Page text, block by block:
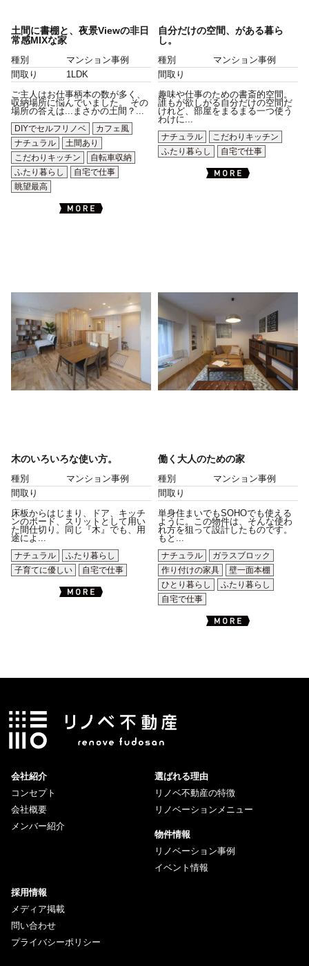
土間に書棚と、夜景Viewの非日
常感MIXな家
種別
マンション事例
間取り
1LDK
ご主人はお仕事柄本の数が多く、
収納場所に悩んでいました。 その
場所の答えは...まさかの土間？...
DIYでセルフリノベ
カフェ風
ナチュラル
土間あり
こだわりキッチン
自転車収納
ふたり暮らし
自宅で仕事
眺望最高
自分だけの空間、がある暮ら
し。
種別
マンション事例
間取り
趣味や仕事のための書斎的空間。
誰もが欲しがる自分だけの空間だ
けれど、部屋をまるまる一つ使う
わけに...
ナチュラル
こだわりキッチン
ふたり暮らし
自宅で仕事
木のいろいろな使い方。
種別
マンション事例
間取り
床板からはじまり、ドア、キッチ
ンのボード、スリットとして用い
た間仕切り。同じ『木』でも、用
途によ...
ナチュラル
ふたり暮らし
子育てに優しい
自宅で仕事
働く大人のための家
種別
マンション事例
間取り
単身住まいでもSOHOでも使える
ように。この物件は、そんな使わ
れ方を狙って設計したものです。
もと...
ナチュラル
ガラスブロック
作り付けの家具
壁一面本棚
ひとり暮らし
ふたり暮らし
自宅で仕事
会社紹介
コンセプト
会社概要
メンバー紹介
選ばれる理由
リノベ不動産の特徴
リノベーションメニュー
物件情報
リノベーション事例
イベント情報
採用情報
メディア掲載
問い合わせ
プライバシーポリシー